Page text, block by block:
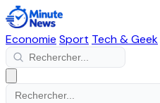
Economie Sport Tech & Geek